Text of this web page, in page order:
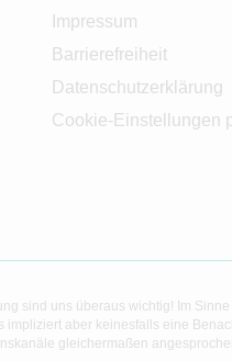
Impressum
Barrierefreiheit
Datenschutzerklärung
Cookie-Einstellungen
sind uns überaus wichtig! Im
aber keinesfalls eine
gleichermaßen